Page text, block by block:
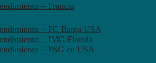
– Francia
– FC Barça USA
– IMG Florida
– PSG en USA